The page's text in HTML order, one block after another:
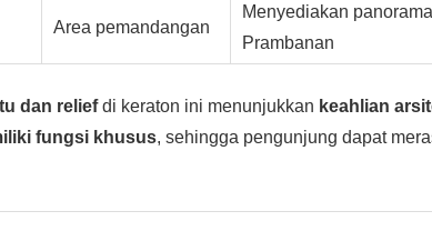
Area pemandangan
Menyediakan
Prambanan
dan reliefdi keraton ini menunjukkan keahlian
fungsi khusus, sehingga pengunjung dapat